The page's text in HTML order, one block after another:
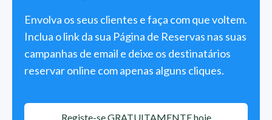
Envolva os seus clientes e faça com que voltem.
Inclua o link da sua Página de Reservas nas suas
campanhas de email e deixe os destinatários
reservar online com apenas alguns cliques.
Registe-se GRATUITAMENTE hoje